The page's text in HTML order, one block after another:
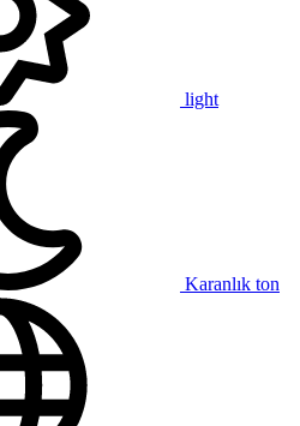
light
Karanlık ton